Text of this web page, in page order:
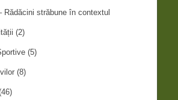
Rădăcini străbune în contextul
(2)
(5)
(8)